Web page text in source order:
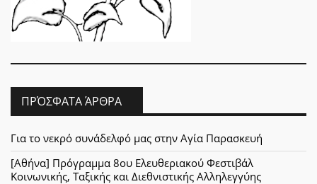
ΠΡΌΣΦΑΤΑ ΆΡΘΡΑ
Για το νεκρό συνάδελφό μας στην Αγία Παρασκευή
[Αθήνα] Πρόγραμμα 8ου Ελευθεριακού Φεστιβάλ
Κοινωνικής, Ταξικής και Διεθνιστικής Αλληλεγγύης